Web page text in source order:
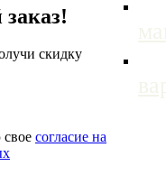
скидку
согласие на